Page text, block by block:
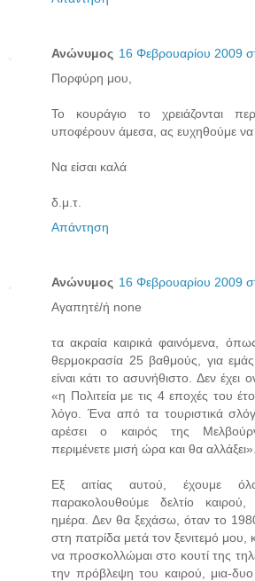
Ανώνυμος 16 Φεβρουαρίου 2009
Πορφύρη μου,
Το κουράγιο το χρειάζονται
υποφέρουν άμεσα, ας ευχηθούμε να
Να είσαι καλά
δ.μ.τ.
Απάντηση
Ανώνυμος 16 Φεβρουαρίου 2009
Αγαπητέ/ή none
τα ακραία καιρικά φαινόμενα,
θερμοκρασία 25 βαθμούς, για
είναι κάτι το ασυνήθιστο. Δεν έχει
«η Πολιτεία με τις 4 εποχές του
λόγο. Ένα από τα τουριστικά
αρέσει ο καιρός της
περιμένετε μισή ώρα και θα αλλάξει».
Εξ αιτίας αυτού, έχουμε
παρακολουθούμε δελτίο
ημέρα. Δεν θα ξεχάσω, όταν το
στη πατρίδα μετά τον ξενιτεμό
να προσκολλώμαι στο κουτί της
την πρόβλεψη του καιρού, μια-